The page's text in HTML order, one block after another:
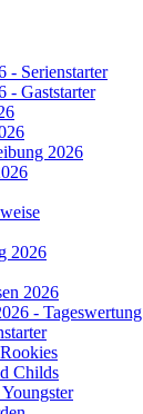
- Serienstarter
- Gaststarter
2026
2026
2026
- Tageswertung
Childs